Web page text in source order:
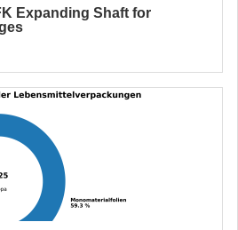
Expanding Shaft for